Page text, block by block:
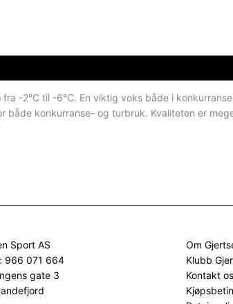
-2°C til -6°C. En viktig voks både i
både konkurranse- og turbruk. Kvaliteten er
Sport AS
966 071 664
gate 3
Om
Klubb
Kontakt